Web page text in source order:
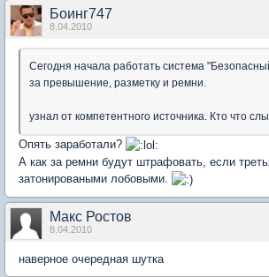
Боинг747
8.04.2010
Сегодня начала работать система
за превышение, разметку и ремни.
узнал от компетентного источника. Кто что
Опять заработали?
А как за ремни будут штрафовать, если
затонироваными лобовыми.
Макс Ростов
8.04.2010
наверное очередная шутка